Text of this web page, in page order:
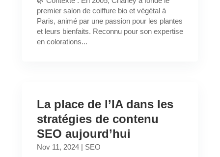
premier salon de coiffure bio et végétal à
Paris, animé par une passion pour les plantes
et leurs bienfaits. Reconnu pour son expertise
en colorations...
La place de l’IA dans les
stratégies de contenu
SEO aujourd’hui
Nov 11, 2024| SEO